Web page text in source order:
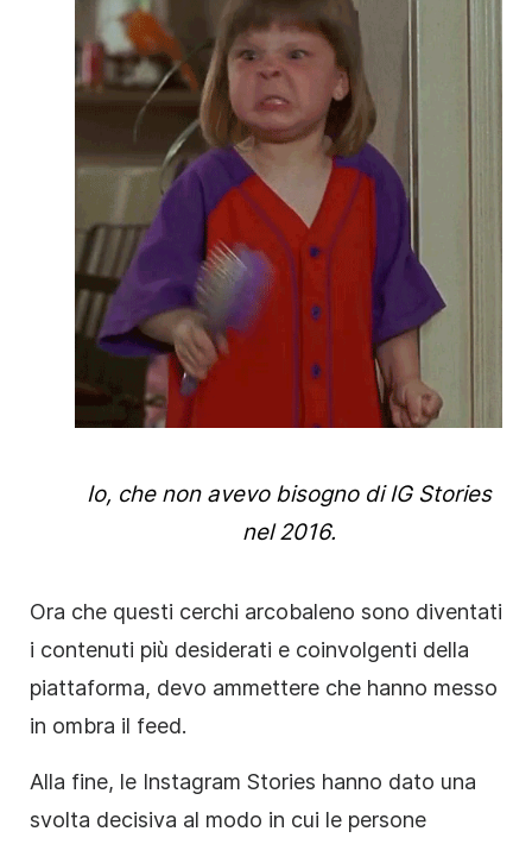
Io, che non avevo bisogno di IG Stories
nel 2016.
Ora che questi cerchi arcobaleno sono diventati
i contenuti più desiderati e coinvolgenti della
piattaforma, devo ammettere che hanno messo
in ombra il feed.
Alla fine, le Instagram Stories hanno dato una
svolta decisiva al modo in cui le persone